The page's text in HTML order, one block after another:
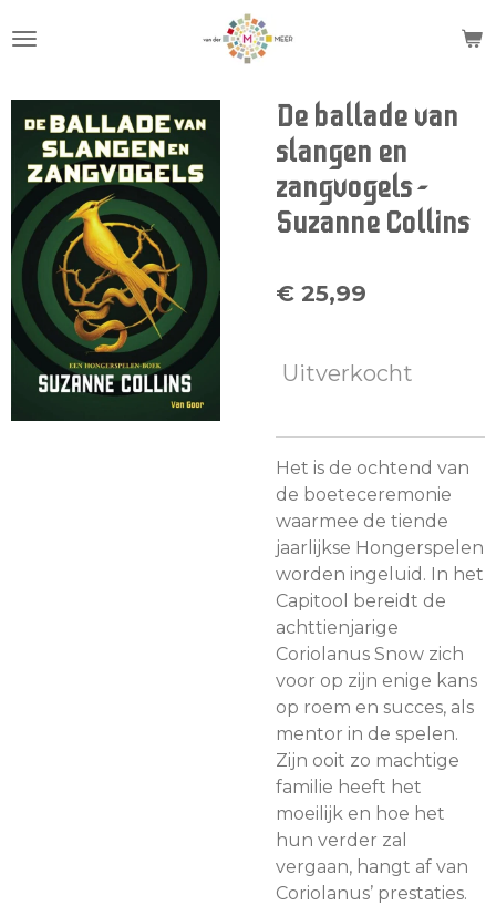
direct
de
hoofdinhoud
De ballade van
slangen en
zangvogels -
Suzanne Collins
€ 25,99
Uitverkocht
Het is de ochtend van
de boeteceremonie
waarmee de tiende
jaarlijkse Hongerspelen
worden ingeluid. In het
Capitool bereidt de
achttienjarige
Coriolanus Snow zich
voor op zijn enige kans
op roem en succes, als
mentor in de spelen.
Zijn ooit zo machtige
familie heeft het
moeilijk en hoe het
hun verder zal
vergaan, hangt af van
Coriolanus’ prestaties.